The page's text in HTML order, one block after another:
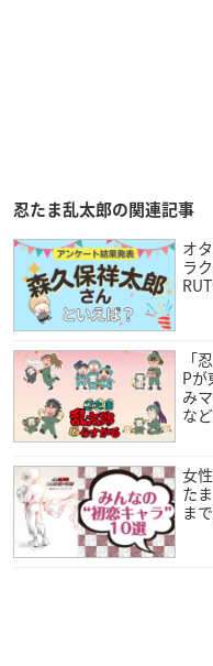
忍たま乱太郎の関連記事
オ
ラ
「
Pが
み
な
女
た
ま